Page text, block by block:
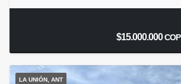
$15.000.000COP
LA UNIÓN, ANT